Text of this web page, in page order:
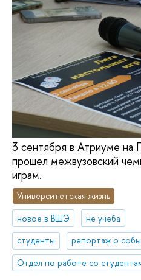
3 сентября в Атриуме на
прошел межвузовский
играм.
Университетская жизнь
новое в ВШЭ
не учеба
студенты
репортаж о